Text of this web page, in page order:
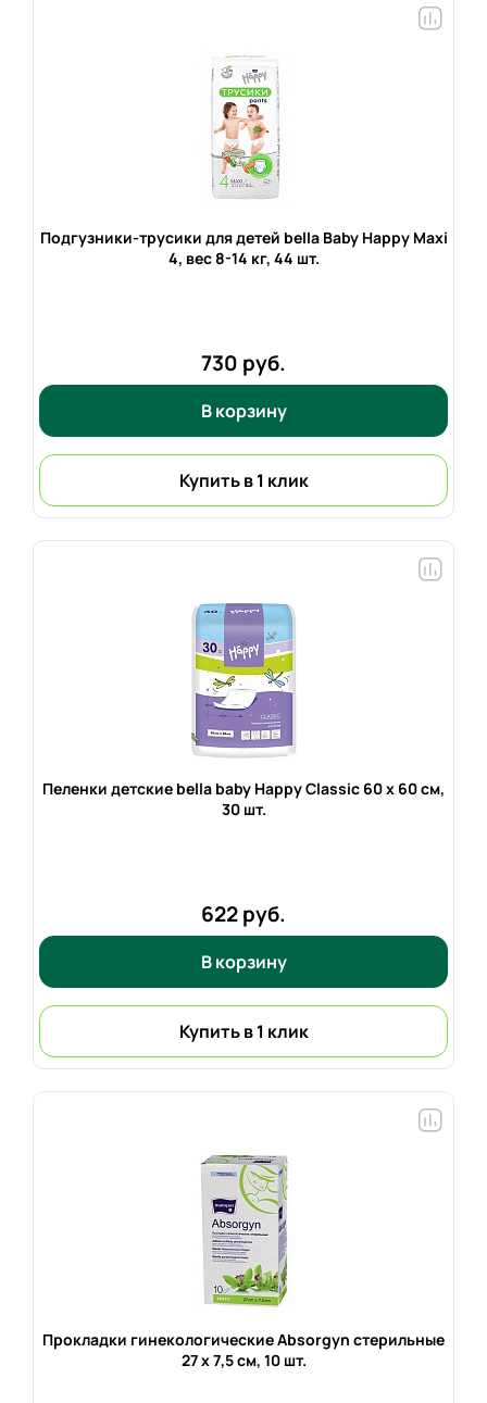
Подгузники-трусики для детей bella Baby Happy Maxi
4, вес8-14 кг, 44 шт.
730 руб.
В корзину
Купить в 1 клик
Пеленки детские bella baby Happy Classic 60 х 60 см,
30 шт.
622 руб.
В корзину
Купить в 1 клик
Прокладки гинекологические Absorgyn стерильные
27 x 7,5 см, 10 шт.